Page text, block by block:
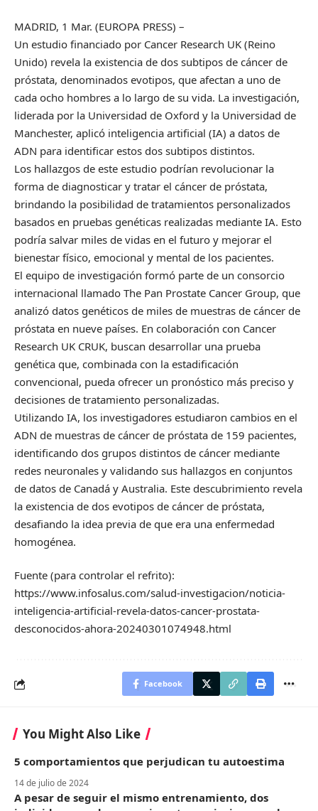
MADRID, 1 Mar. (EUROPA PRESS) –
Un estudio financiado por Cancer Research UK (Reino
Unido) revela la existencia de dos subtipos de cáncer de
próstata, denominados evotipos, que afectan a uno de
cada ocho hombres a lo largo de su vida. La investigación,
liderada por la Universidad de Oxford y la Universidad de
Manchester, aplicó inteligencia artificial (IA) a datos de
ADN para identificar estos dos subtipos distintos.
Los hallazgos de este estudio podrían revolucionar la
forma de diagnosticar y tratar el cáncer de próstata,
brindando la posibilidad de tratamientos personalizados
basados en pruebas genéticas realizadas mediante IA. Esto
podría salvar miles de vidas en el futuro y mejorar el
bienestar físico, emocional y mental de los pacientes.
El equipo de investigación formó parte de un consorcio
internacional llamado The Pan Prostate Cancer Group, que
analizó datos genéticos de miles de muestras de cáncer de
próstata en nueve países. En colaboración con Cancer
Research UK CRUK, buscan desarrollar una prueba
genética que, combinada con la estadificación
convencional, pueda ofrecer un pronóstico más preciso y
decisiones de tratamiento personalizadas.
Utilizando IA, los investigadores estudiaron cambios en el
ADN de muestras de cáncer de próstata de 159 pacientes,
identificando dos grupos distintos de cáncer mediante
redes neuronales y validando sus hallazgos en conjuntos
de datos de Canadá y Australia. Este descubrimiento revela
la existencia de dos evotipos de cáncer de próstata,
desafiando la idea previa de que era una enfermedad
homogénea.
Fuente (para controlar el refrito):
https://www.infosalus.com/salud-investigacion/noticia-
inteligencia-artificial-revela-datos-cancer-prostata-
desconocidos-ahora-20240301074948.html
Facebook
You Might Also Like
5 comportamientos que perjudican tu autoestima
14 de julio de 2024
A pesar de seguir el mismo entrenamiento, dos